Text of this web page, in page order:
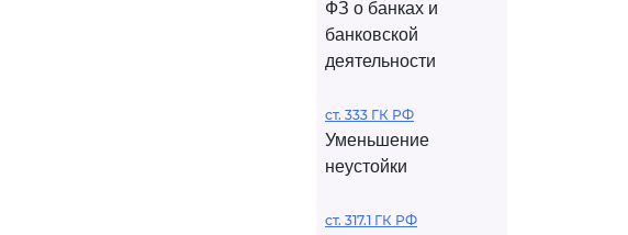
ФЗ о банках и
банковской
деятельности
ст. 333 ГК РФ
Уменьшение
неустойки
ст. 317.1 ГК РФ